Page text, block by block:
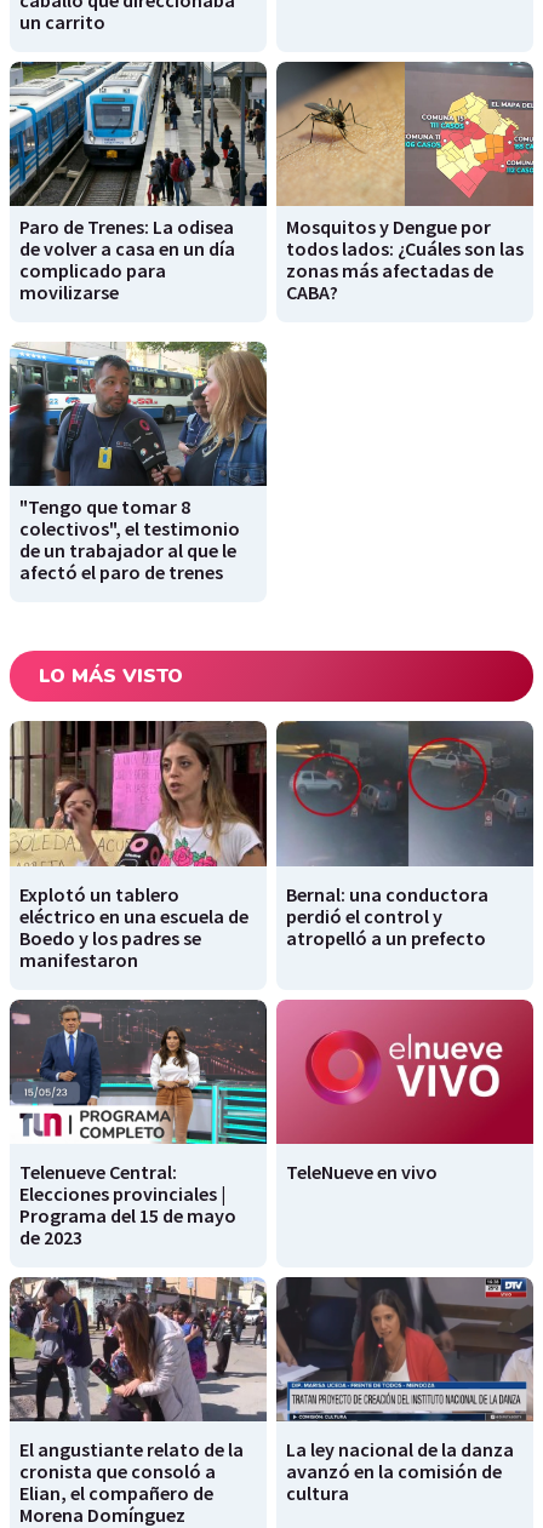
un carrito
Paro de Trenes: La odisea
de volver a casa en un día
complicado para
movilizarse
Mosquitos y Dengue por
todos lados: ¿Cuáles son las
zonas más afectadas de
CABA?
"Tengo que tomar 8
colectivos", el testimonio
de un trabajador al que le
afectó el paro de trenes
LO MÁS VISTO
Explotó un tablero
eléctrico en una escuela de
Boedo y los padres se
manifestaron
Bernal: una conductora
perdió el control y
atropelló a un prefecto
Telenueve Central:
Elecciones provinciales |
Programa del 15 de mayo
de 2023
TeleNueve en vivo
El angustiante relato de la
cronista que consoló a
Elian, el compañero de
Morena Domínguez
La ley nacional de la danza
avanzó en la comisión de
cultura